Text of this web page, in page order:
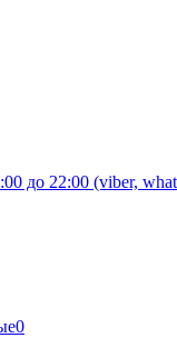
до 22:00 (viber,
0